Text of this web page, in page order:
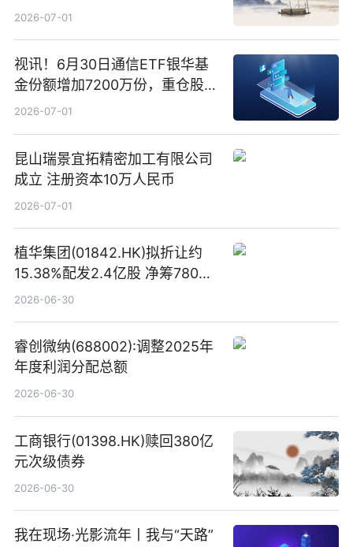
2026-07-01
视讯！6月30日通信ETF银华基
金份额增加7200万份，重仓股新
易盛、中际旭创、立讯精密
2026-07-01
昆山瑞景宜拓精密加工有限公司
成立 注册资本10万人民币
2026-07-01
植华集团(01842.HK)拟折让约
15.38%配发2.4亿股 净筹780万
港元
2026-06-30
睿创微纳(688002):调整2025年
年度利润分配总额
2026-06-30
工商银行(01398.HK)赎回380亿
元次级债券
2026-06-30
我在现场·光影流年丨我与“天路”